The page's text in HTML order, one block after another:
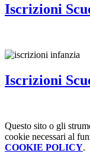
Iscrizioni
Iscrizioni
Questo sito o gli
cookie necessari al
COOKIE POLICY.